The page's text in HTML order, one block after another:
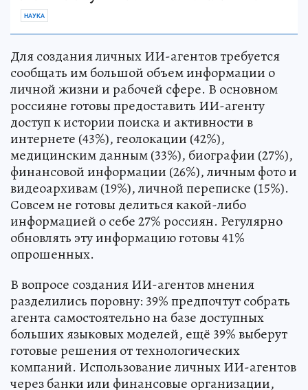
НАУКА
Для создания личных ИИ-агентов требуется
сообщать им большой объем информации о
личной жизни и рабочей сфере. В основном
россияне готовы предоставить ИИ-агенту
доступ к истории поиска и активности в
интернете (43%), геолокации (42%),
медицинским данным (33%), биографии (27%),
финансовой информации (26%), личным фото и
видеоархивам (19%), личной переписке (15%).
Совсем не готовы делиться какой-либо
информацией о себе 27% россиян. Регулярно
обновлять эту информацию готовы 41%
опрошенных.
В вопросе создания ИИ-агентов мнения
разделились поровну: 39% предпочтут собрать
агента самостоятельно на базе доступных
больших языковых моделей, ещё 39% выберут
готовые решения от технологических
компаний. Использование личных ИИ-агентов
через банки или финансовые организации,